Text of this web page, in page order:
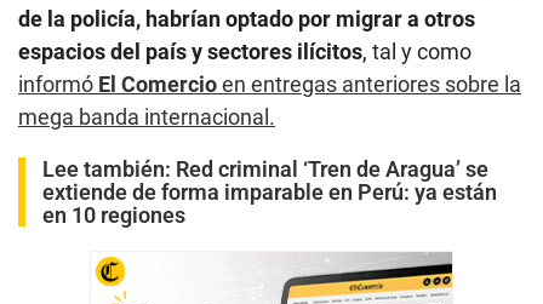
de la policía, habrían optado por migrar a otros
espacios del país y sectores ilícitos, tal y como
informó El Comercioen entregas anteriores sobre la
mega banda internacional.
Lee también: Red criminal ‘Tren de Aragua’ se
extiende de forma imparable en Perú: ya están
en 10 regiones